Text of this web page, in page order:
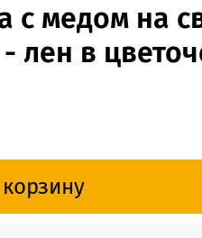
с медом на
лен в